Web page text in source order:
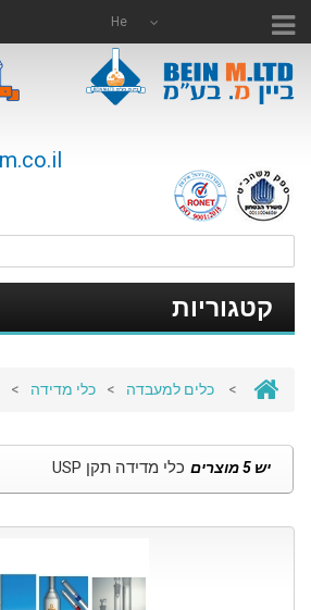
He
קטגוריות
> כלים למעבדה > כלי מדידה >
כלי מדידה תקן USP יש 5 מוצרים